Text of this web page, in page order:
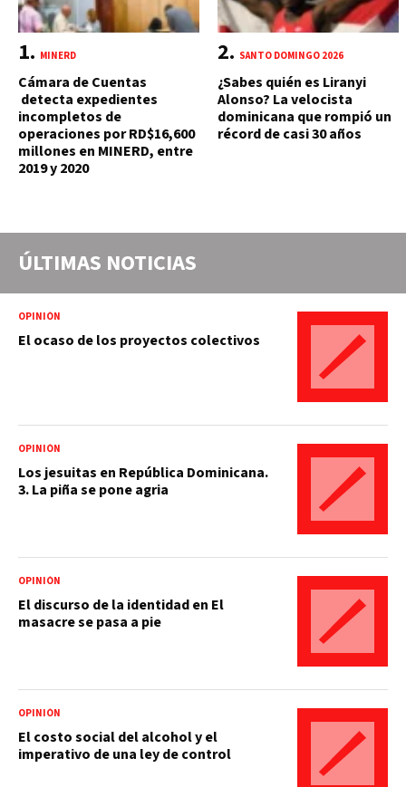
MINERD
Cámara de Cuentas
detecta expedientes
incompletos de
operaciones por RD$16,600
millones en MINERD, entre
2019 y 2020
SANTO DOMINGO 2026
¿Sabes quién es Liranyi
Alonso? La velocista
dominicana que rompió un
récord de casi 30 años
ÚLTIMAS NOTICIAS
OPINIÓN
El ocaso de los proyectos colectivos
OPINIÓN
Los jesuitas en República Dominicana.
3. La piña se pone agria
OPINIÓN
El discurso de la identidad en El
masacre se pasa a pie
OPINIÓN
El costo social del alcohol y el
imperativo de una ley de control